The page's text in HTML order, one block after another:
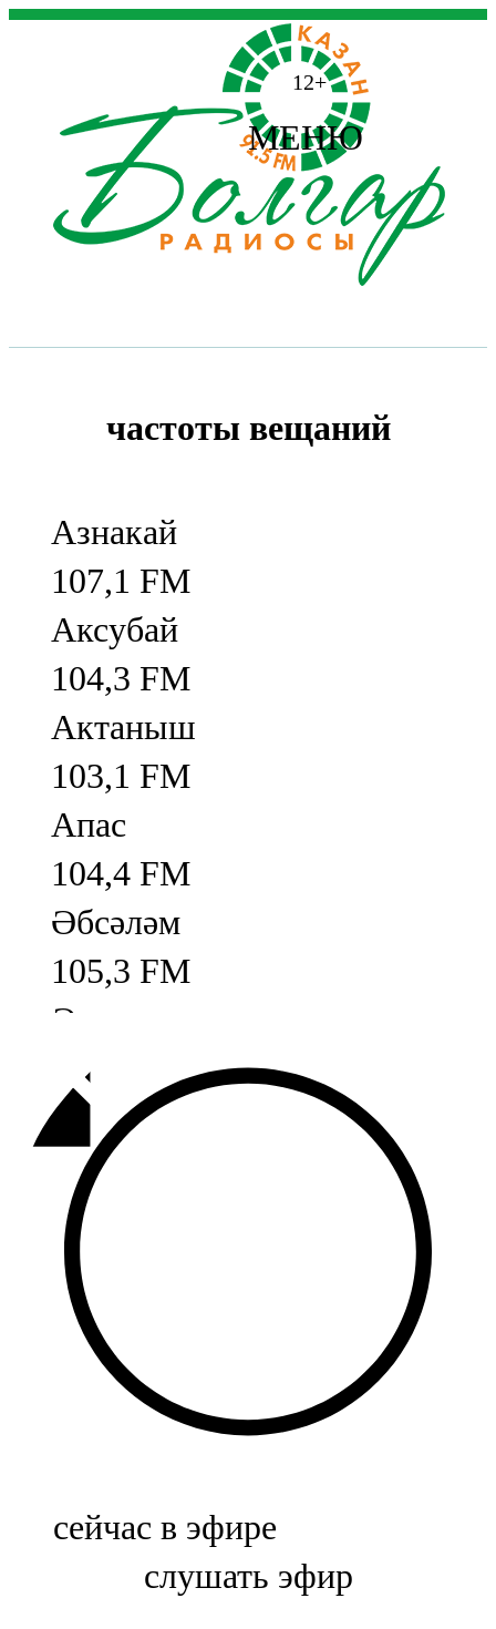
12+
МЕНЮ
частоты вещаний
Азнакай
107,1 FM
Аксубай
104,3 FM
Актаныш
103,1 FM
Апас
104,4 FM
Әбсәләм
105,3 FM
Әлмәт
92,9 FM
Базарлы матак
107,1 FM
Балык бистәсе
104,9 FM
Баулы
107,5 FM
Биләр
Болгар
сейчас в эфире
слушать эфир